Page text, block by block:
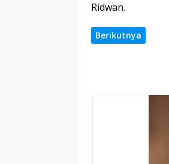
Ridwan.
Berikutnya